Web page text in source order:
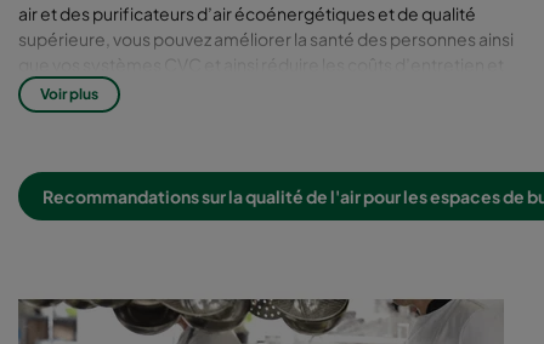
air et des purificateurs d’air écoénergétiques et de qualité
supérieure, vous pouvez améliorer la santé des personnes ainsi
que vos systèmes CVC et ainsi réduire les coûts d’entretien et
de nettoyage de l’immeuble.
valorisent la santé tout en vous
faisant faire des économies
particules et les odeurs. Ils sont les plus écoénergétiques sur le
marché. Ils aident les propriétaires à rendre plus écologiques
Voir plus
Recommandations sur la qualité de l'air pour les espaces de